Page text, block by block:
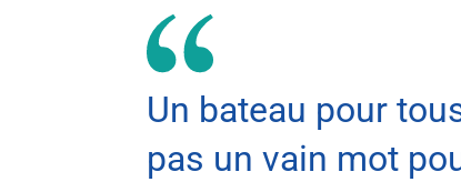
Un bateau pour
pas un vain mot